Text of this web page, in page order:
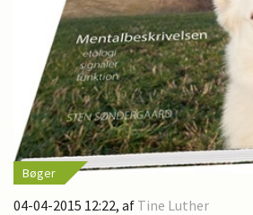
Bøger
04-04-2015 12:22, af Tine Luther